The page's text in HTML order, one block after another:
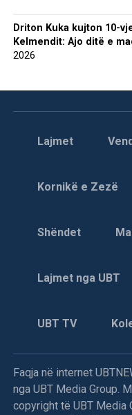
Driton Kuka kujton 10-
Kelmendit: Ajo ditë e
2026
Lajmet
Kornikë e Zezë
Shëndet
Lajmet nga UBT
UBT TV
Faqja në internet
nga UBT Media Group.
copyright të UBT Media